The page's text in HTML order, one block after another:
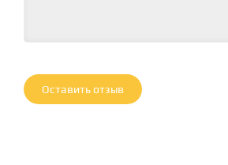
Оставить отзыв